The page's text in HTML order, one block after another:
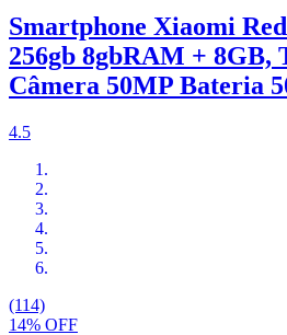
Smartphone Xiaomi
256gb 8gbRAM + 8GB,
Câmera 50MP Bateria
4.5
(114)
14% OFF